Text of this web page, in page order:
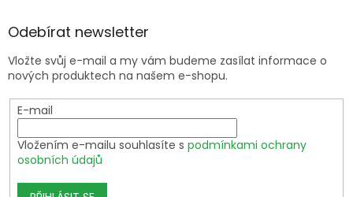
Odebírat newsletter
Vložte svůj e-mail a my vám budeme zasílat informace o
nových produktech na našem e-shopu.
E-mail
Vložením e-mailu souhlasíte s podmínkami ochrany
osobních údajů